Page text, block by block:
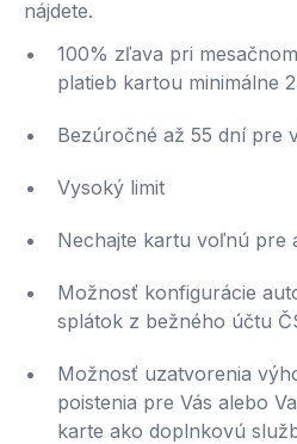
nájdete.
100% zľava pri
platieb kartou minimálne
Bezúročné až 55 dní pre
Vysoký limit
Nechajte kartu voľnú pre
Možnosť konfigurácie
splátok z bežného účtu
Možnosť uzatvorenia
poistenia pre Vás alebo
karte ako doplnkovú